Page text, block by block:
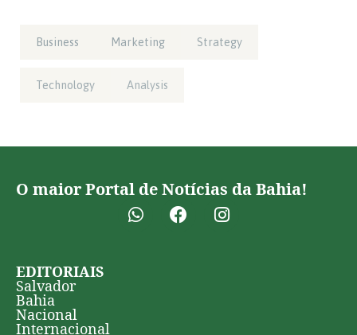
Business Marketing Strategy
Technology Analysis
O maior Portal de Notícias da Bahia!
EDITORIAIS
Salvador
Bahia
Nacional
Internacional